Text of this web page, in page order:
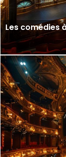
Les comédies